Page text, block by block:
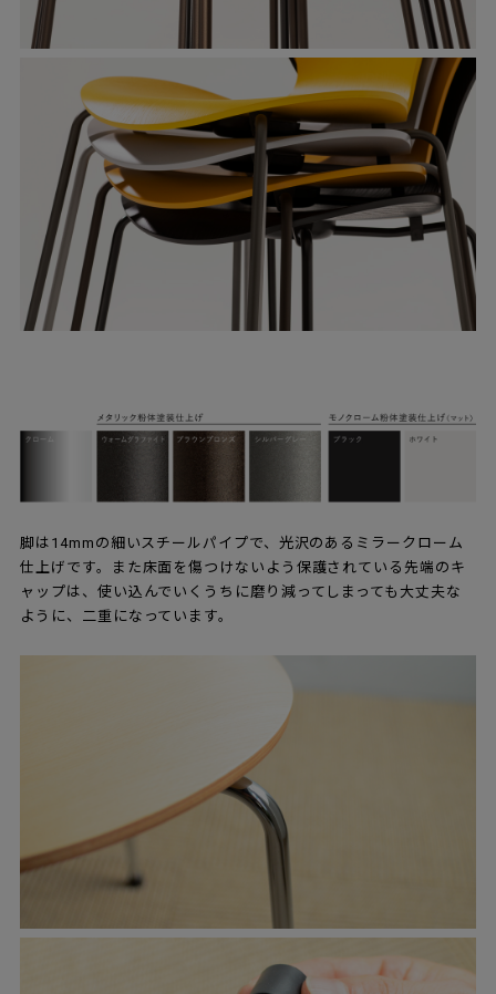
脚は14mmの細いスチールパイプで、光沢のあるミラークローム
仕上げです。また床面を傷つけないよう保護されている先端のキ
ャップは、使い込んでいくうちに磨り減ってしまっても大丈夫な
ように、二重になっています。